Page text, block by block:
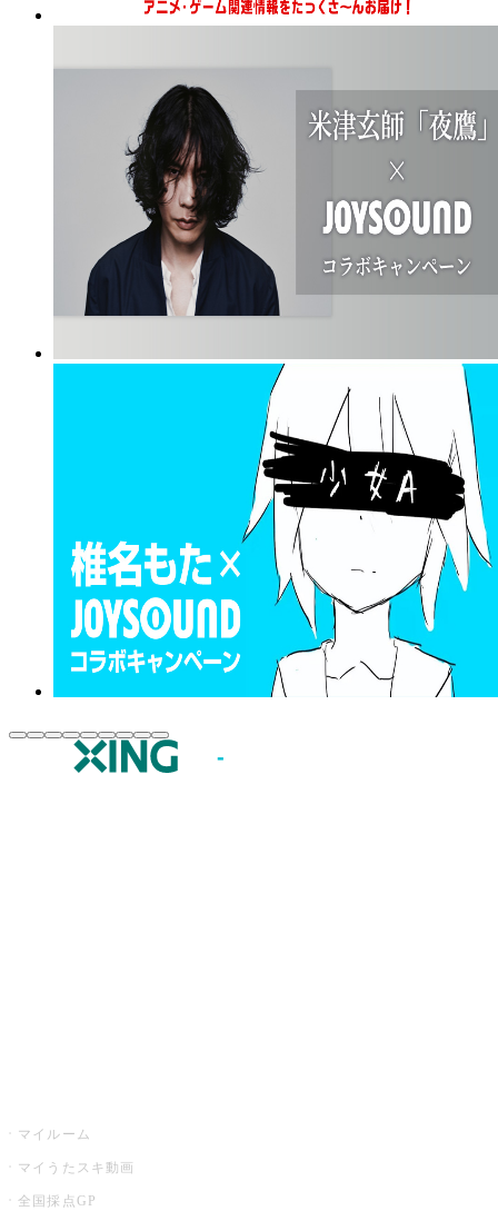
マイルーム
マイうたスキ動画
全国採点GP